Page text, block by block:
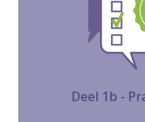
Deel 1b -
aandacht voor de kracht
de
Meer